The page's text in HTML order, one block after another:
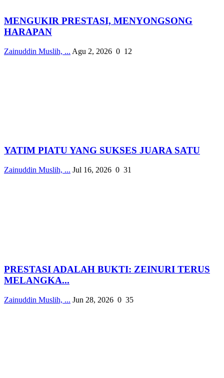
MENGUKIR PRESTASI, MENYONGSONG
HARAPAN
Zainuddin Muslih, ... Agu 2, 2026 0 12
YATIM PIATU YANG SUKSES JUARA SATU
Zainuddin Muslih, ... Jul 16, 2026 0 31
PRESTASI ADALAH BUKTI: ZEINURI TERUS
MELANGKA...
Zainuddin Muslih, ... Jun 28, 2026 0 35